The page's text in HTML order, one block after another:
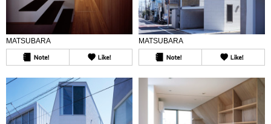
MATSUBARA MATSUBARA